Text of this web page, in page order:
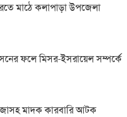
মাঠে কলাপাড়া উপজেলা
ফলে মিসর-ইসরায়েল সম্পর্কে
মাদক কারবারি আটক